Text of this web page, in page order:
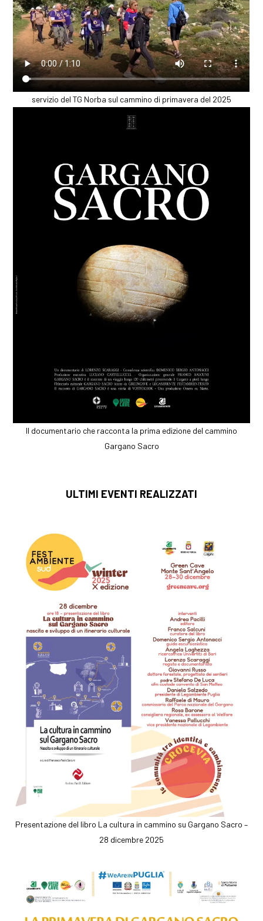
servizio del TG Norba sul cammino di primavera del 2025
Il documentario che racconta la prima edizione del cammino
Gargano Sacro
ULTIMI EVENTI REALIZZATI
Presentazione del libro La cultura in cammino su Gargano Sacro –
28 dicembre 2025